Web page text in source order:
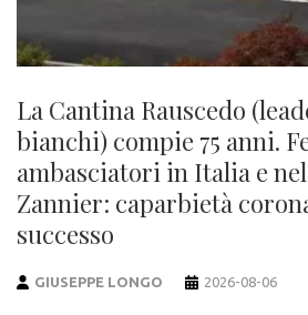
La Cantina Rauscedo
bianchi) compie 75 anni.
ambasciatori in Italia e
Zannier: caparbietà
successo
GIUSEPPE LONGO 2026-08-06